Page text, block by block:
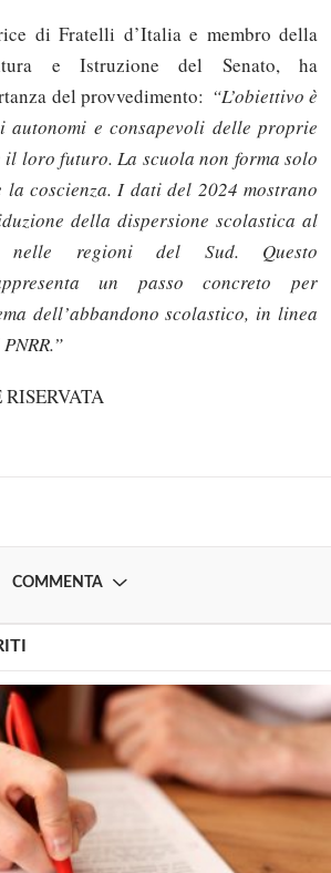
di Fratelli d’Italia e membro della
e Istruzione del Senato, ha
del provvedimento: “L’obiettivo è
autonomi e consapevoli delle proprie
loro futuro. La scuola non forma solo
la coscienza. I dati del 2024 mostrano
della dispersione scolastica al
nelle regioni del Sud. Questo
un passo concreto per
dell’abbandono scolastico, in linea
COMMENTA
registrati possono